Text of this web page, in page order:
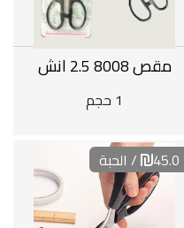
مقص 8008 2.5 انش
1 حجم
45.0 / الحبة